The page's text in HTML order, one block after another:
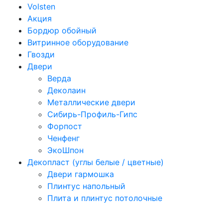
Volsten
Акция
Бордюр обойный
Витринное оборудование
Гвозди
Двери
Верда
Деколаин
Металлические двери
Сибирь-Профиль-Гипс
Форпост
Ченфенг
ЭкоШпон
Декопласт (углы белые / цветные)
Двери гармошка
Плинтус напольный
Плита и плинтус потолочные